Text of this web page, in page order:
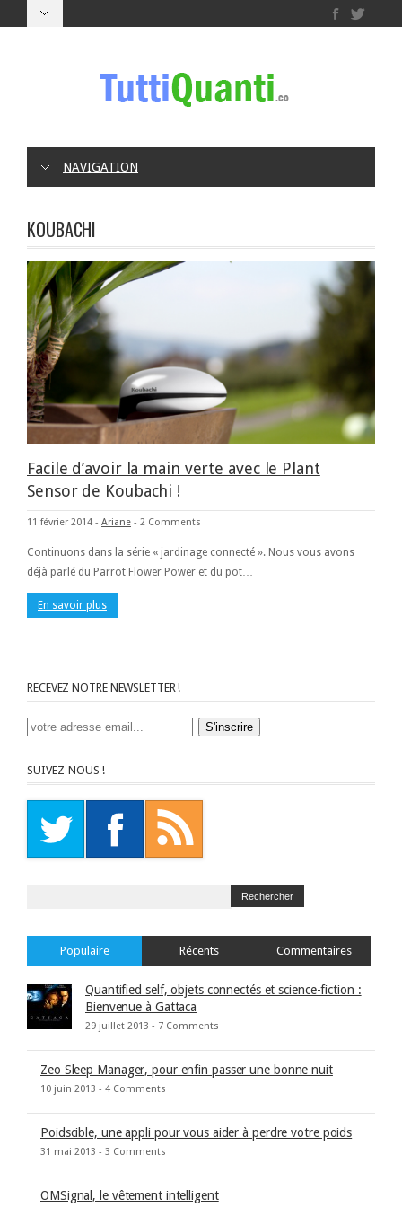
NAVIGATION
KOUBACHI
Facile d’avoir la main verte avec le Plant
Sensor de Koubachi !
11 février 2014 - Ariane - 2 Comments
Continuons dans la série « jardinage connecté ». Nous vous avons
déjà parlé du Parrot Flower Power et du pot…
En savoir plus
RECEVEZ NOTRE NEWSLETTER !
SUIVEZ-NOUS !
Populaire Récents Commentaires
Quantified self, objets connectés et science-fiction :
Bienvenue à Gattaca
29 juillet 2013 - 7 Comments
Zeo Sleep Manager, pour enfin passer une bonne nuit
10 juin 2013 - 4 Comments
Poidscible, une appli pour vous aider à perdre votre poids
31 mai 2013 - 3 Comments
OMSignal, le vêtement intelligent